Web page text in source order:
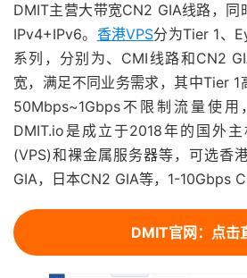
DMIT主营大带宽CN2 GIA线路，同
IPv4+IPv6。 香港VPS分为Tier 1、
系列，分别为、CMI线路和CN2
宽，满足不同业务需求，其中Tier 1
50Mbps~1Gbps不限制流量使用
DMIT.io是成立于2018年的国外
(VPS)和裸金属服务器等，可选香
GIA，日本CN2 GIA等，1-10Gbps
DMIT官网：点击